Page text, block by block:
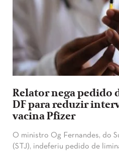
Relator nega pedido
DF para reduzir
vacina Pfizer
O ministro Og Fernandes, do
(STJ), indeferiu pedido de